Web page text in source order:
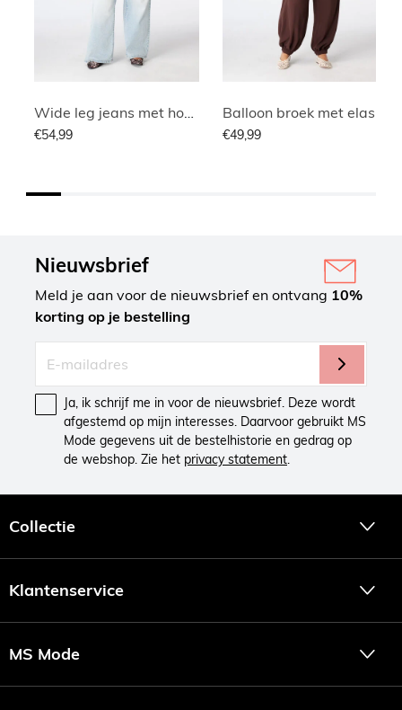
Wide leg jeans met hoge taille
€54,99 €49,99
Nieuwsbrief
Meld je aan voor de nieuwsbrief en ontvang 10%
korting op je bestelling
Ja, ik schrijf me in voor de nieuwsbrief. Deze wordt
afgestemd op mijn interesses. Daarvoor gebruikt MS
Mode gegevens uit de bestelhistorie en gedrag op
de webshop. Zie het privacy statement.
Collectie
Klantenservice
MS Mode